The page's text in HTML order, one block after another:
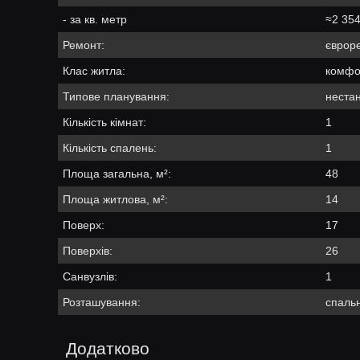
- за кв. метр
≈2
Ремонт:
Клас житла:
Типове планування:
Кількість кімнат:
1
Кількість спалень:
1
Площа загальна, м²:
48
Площа житлова, м²:
14
Поверх:
17
Поверхів:
26
Санвузлів:
1
Розташування:
Додатково